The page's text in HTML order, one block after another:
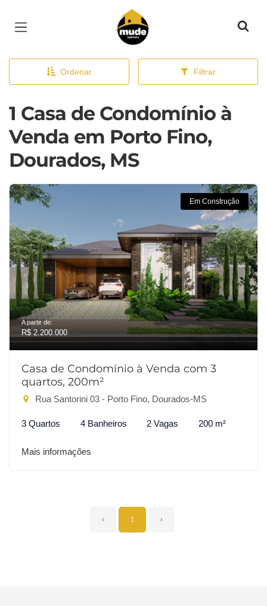
Página inicial
Ordenar Filtrar
1 Casa de Condomínio à
Venda em Porto Fino,
Dourados, MS
Em Construção
A partir de:
R$ 2.200.000
Casa de Condomínio à Venda com 3
quartos, 200m²
Rua Santorini 03 - Porto Fino, Dourados-MS
3 Quartos 4 Banheiros 2 Vagas 200 m²
Mais informações
‹ 1 ›